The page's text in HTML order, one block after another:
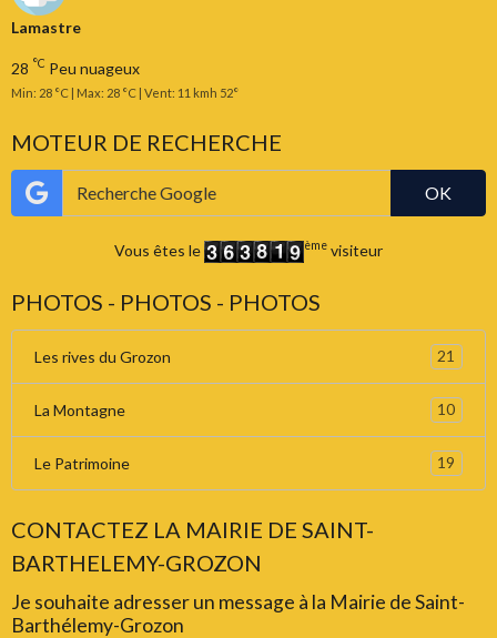
Lamastre
28 °C Peu nuageux
Min: 28 °C | Max: 28 °C | Vent: 11 kmh 52°
MOTEUR DE RECHERCHE
OK
Vous êtes le ème visiteur
PHOTOS - PHOTOS - PHOTOS
Les rives du Grozon 21
La Montagne 10
Le Patrimoine 19
CONTACTEZ LA MAIRIE DE SAINT-
BARTHELEMY-GROZON
Je souhaite adresser un message à la Mairie de Saint-
Barthélemy-Grozon